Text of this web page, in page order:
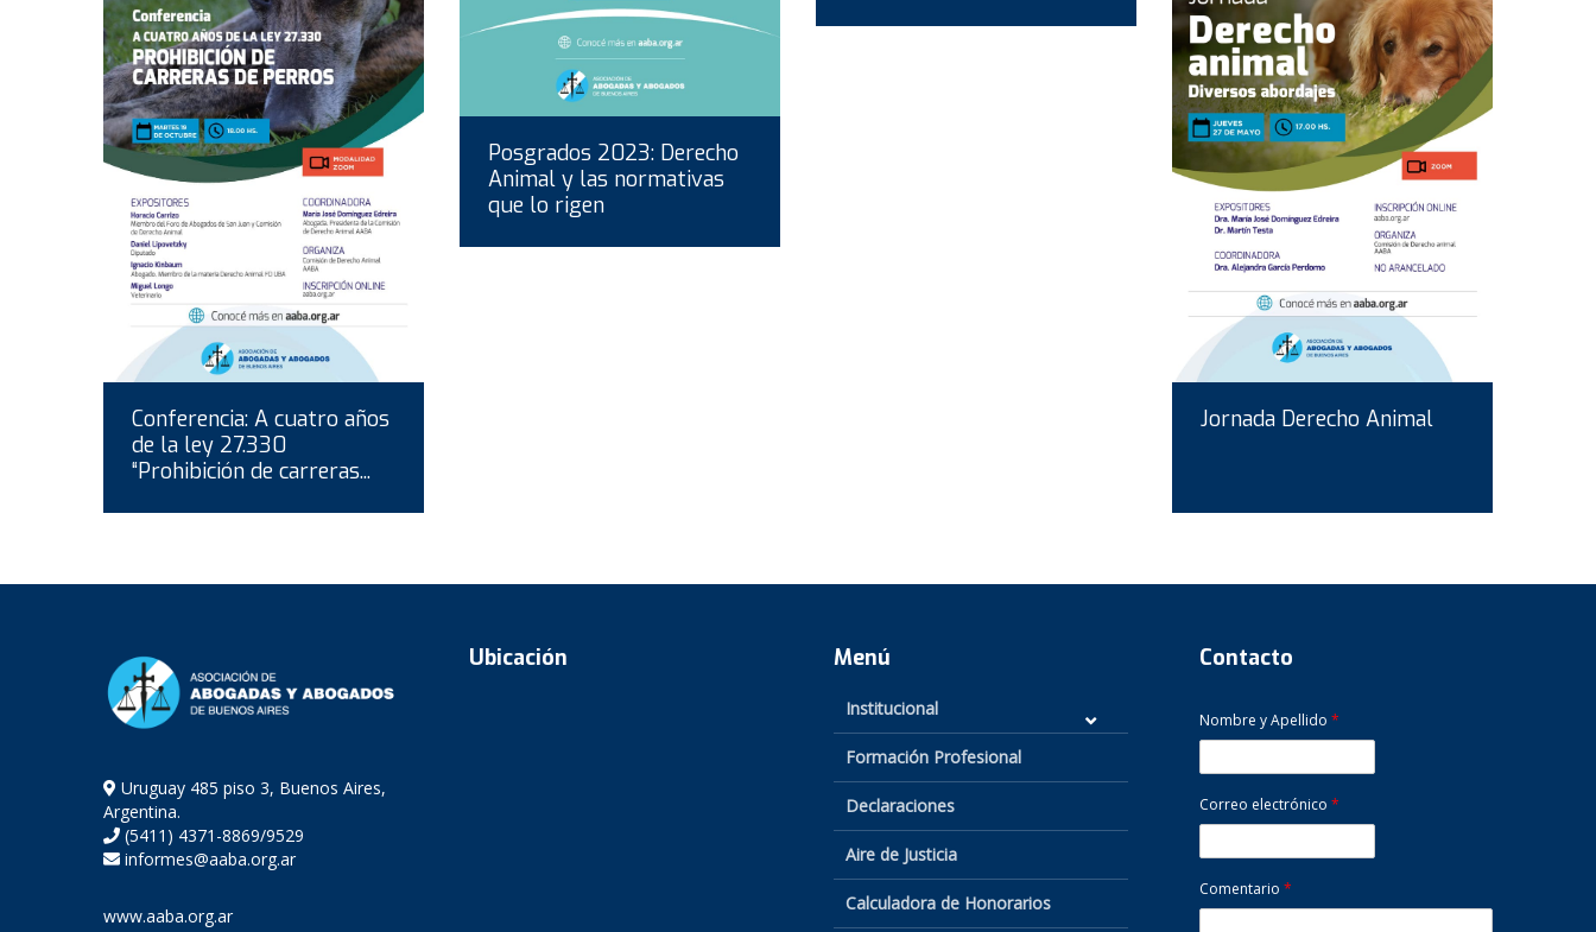
Posgrados 2023: Derecho
Animal y las normativas
que lo rigen
Conferencia: A cuatro años
de la ley 27.330
“Prohibición de carreras...
Jornada Derecho Animal
Uruguay 485 piso 3, Buenos Aires,
Argentina.
(5411) 4371-8869/9529
informes@aaba.org.ar
www.aaba.org.ar
Ubicación Menú
Institucional
Formación Profesional
Declaraciones
Aire de Justicia
Calculadora de Honorarios
Contacto
Nombre y Apellido *
Correo electrónico *
Comentario *